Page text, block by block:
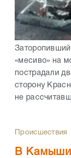
«месиво» на
пострадали
сторону
не
Происшествия
В